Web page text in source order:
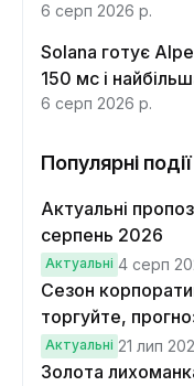
функцій
6 серп 2026 р.
Solana готує
150 мс і
6 серп 2026 р.
Популярні події
Актуальні
серпень 2026
Актуальні 4 серп
Сезон
торгуйте,
вигравайте
Актуальні 21 лип
Золота